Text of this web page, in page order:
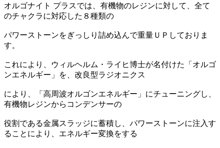
オルゴナイト プラスでは、有機物のレジンに対して、全て
のチャクラに対応した８種類の
パワーストーンをぎっしり詰め込んで重量ＵＰしておりま
す。
これにより、ウィルヘルム・ライヒ博士が名付けた「オルゴ
ンエネルギー」を、改良型ラジオニクス
により、「高周波オルゴンエネルギー」にチューニングし、
有機物レジンからコンデンサーの
役割である金属スラッジに蓄積し、パワーストーンに注入す
ることにより、エネルギー変換をする